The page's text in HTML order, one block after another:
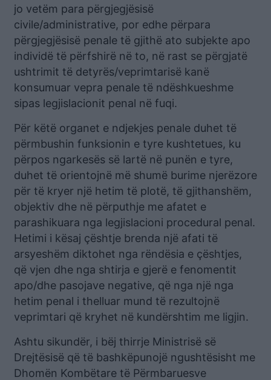
jo vetëm para përgjegjësisë
civile/administrative, por edhe përpara
përgjegjësisë penale të gjithë ato subjekte apo
individë të përfshirë në to, në rast se përgjatë
ushtrimit të detyrës/veprimtarisë kanë
konsumuar vepra penale të ndëshkueshme
sipas legjislacionit penal në fuqi.
Për këtë organet e ndjekjes penale duhet të
përmbushin funksionin e tyre kushtetues, ku
përpos ngarkesës së lartë në punën e tyre,
duhet të orientojnë më shumë burime njerëzore
për të kryer një hetim të plotë, të gjithanshëm,
objektiv dhe në përputhje me afatet e
parashikuara nga legjislacioni procedural penal.
Hetimi i kësaj çështje brenda një afati të
arsyeshëm diktohet nga rëndësia e çështjes,
që vjen dhe nga shtirja e gjerë e fenomentit
apo/dhe pasojave negative, që nga një nga
hetim penal i thelluar mund të rezultojnë
veprimtari që kryhet në kundërshtim me ligjin.
Ashtu sikundër, i bëj thirrje Ministrisë së
Drejtësisë që të bashkëpunojë ngushtësisht me
Dhomën Kombëtare të Përmbaruesve